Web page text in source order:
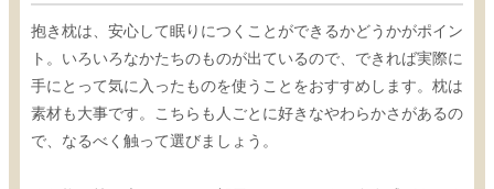
抱き枕は、安心して眠りにつくことができるかどうかがポイン
ト。いろいろなかたちのものが出ているので、できれば実際に
手にとって気に入ったものを使うことをおすすめします。枕は
素材も大事です。こちらも人ごとに好きなやわらかさがあるの
で、なるべく触って選びましょう。